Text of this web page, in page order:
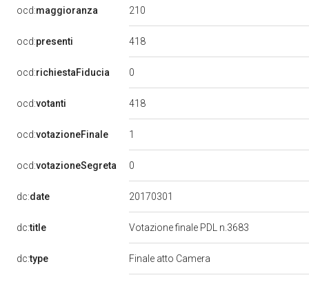
ocd:maggioranza 210
ocd:presenti 418
ocd:richiestaFiducia 0
ocd:votanti 418
ocd:votazioneFinale 1
ocd:votazioneSegreta 0
dc:date 20170301
dc:title Votazione finale PDL n.3683
dc:type Finale atto Camera